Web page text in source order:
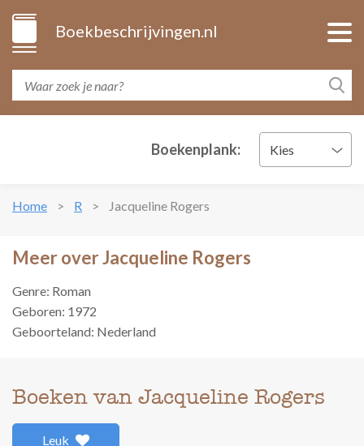
Boekbeschrijvingen.nl
Boekenplank: Kies
Home R Jacqueline Rogers
Meer over Jacqueline Rogers
Genre: Roman
Geboren: 1972
Geboorteland: Nederland
Boeken van Jacqueline Rogers
Leuk